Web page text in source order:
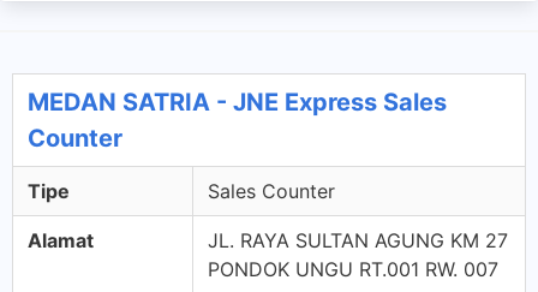
MEDAN SATRIA - JNE Express Sales
Counter
Tipe Sales Counter
Alamat
JL. RAYA SULTAN AGUNG KM 27
PONDOK UNGU RT.001 RW. 007